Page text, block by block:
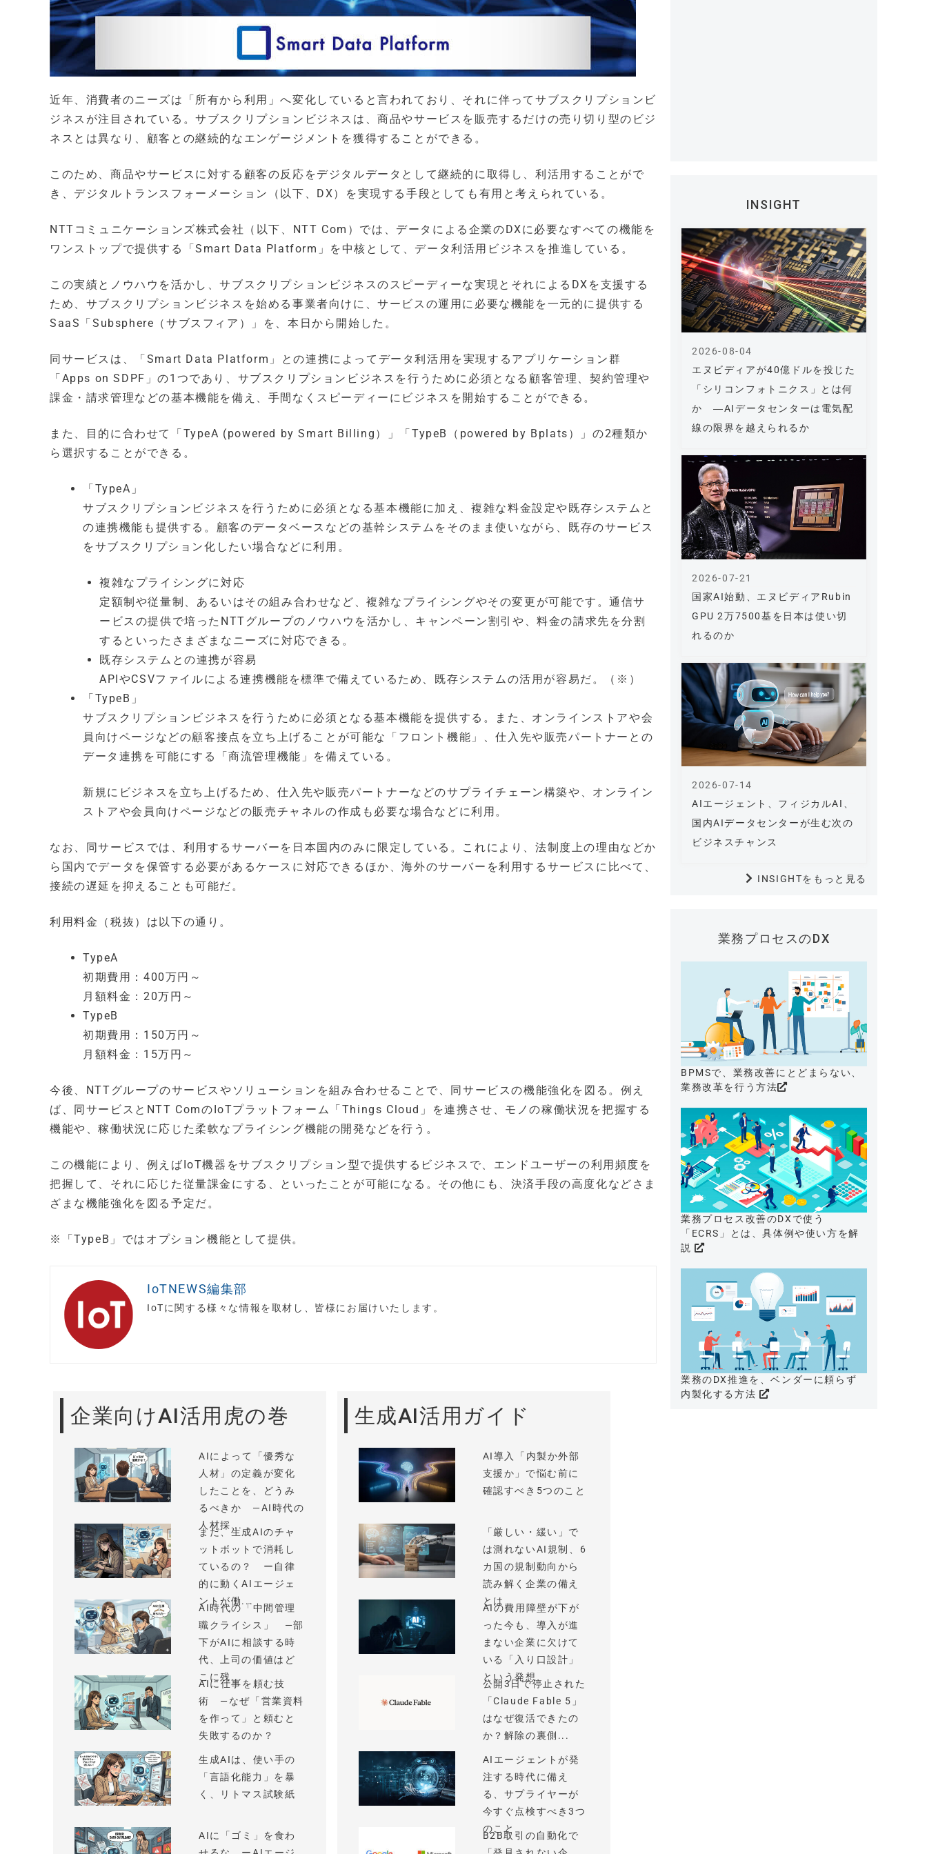
近年、消費者のニーズは「所有から利用」へ変化していると言われており、それに伴ってサブスクリプションビ
ジネスが注目されている。サブスクリプションビジネスは、商品やサービスを販売するだけの売り切り型のビジ
ネスとは異なり、顧客との継続的なエンゲージメントを獲得することができる。
このため、商品やサービスに対する顧客の反応をデジタルデータとして継続的に取得し、利活用することがで
き、デジタルトランスフォーメーション（以下、DX）を実現する手段としても有用と考えられている。
NTTコミュニケーションズ株式会社（以下、NTT Com）では、データによる企業のDXに必要なすべての機能を
ワンストップで提供する「Smart Data Platform」を中核として、データ利活用ビジネスを推進している。
この実績とノウハウを活かし、サブスクリプションビジネスのスピーディーな実現とそれによるDXを支援する
ため、サブスクリプションビジネスを始める事業者向けに、サービスの運用に必要な機能を一元的に提供する
SaaS「Subsphere（サブスフィア）」を、本日から開始した。
同サービスは、「Smart Data Platform」との連携によってデータ利活用を実現するアプリケーション群
「Apps on SDPF」の1つであり、サブスクリプションビジネスを行うために必須となる顧客管理、契約管理や
課金・請求管理などの基本機能を備え、手間なくスピーディーにビジネスを開始することができる。
また、目的に合わせて「TypeA (powered by Smart Billing）」「TypeB（powered by Bplats）」の2種類か
ら選択することができる。
「TypeA」
サブスクリプションビジネスを行うために必須となる基本機能に加え、複雑な料金設定や既存システムと
の連携機能も提供する。顧客のデータベースなどの基幹システムをそのまま使いながら、既存のサービス
をサブスクリプション化したい場合などに利用。
複雑なプライシングに対応
定額制や従量制、あるいはその組み合わせなど、複雑なプライシングやその変更が可能です。通信サ
ービスの提供で培ったNTTグループのノウハウを活かし、キャンペーン割引や、料金の請求先を分割
するといったさまざまなニーズに対応できる。
既存システムとの連携が容易
APIやCSVファイルによる連携機能を標準で備えているため、既存システムの活用が容易だ。（※）
「TypeB」
サブスクリプションビジネスを行うために必須となる基本機能を提供する。また、オンラインストアや会
員向けページなどの顧客接点を立ち上げることが可能な「フロント機能」、仕入先や販売パートナーとの
データ連携を可能にする「商流管理機能」を備えている。
新規にビジネスを立ち上げるため、仕入先や販売パートナーなどのサプライチェーン構築や、オンライン
ストアや会員向けページなどの販売チャネルの作成も必要な場合などに利用。
なお、同サービスでは、利用するサーバーを日本国内のみに限定している。これにより、法制度上の理由などか
ら国内でデータを保管する必要があるケースに対応できるほか、海外のサーバーを利用するサービスに比べて、
接続の遅延を抑えることも可能だ。
利用料金（税抜）は以下の通り。
TypeA
初期費用：400万円～
月額料金：20万円～
TypeB
初期費用：150万円～
月額料金：15万円～
今後、NTTグループのサービスやソリューションを組み合わせることで、同サービスの機能強化を図る。例え
ば、同サービスとNTT ComのIoTプラットフォーム「Things Cloud」を連携させ、モノの稼働状況を把握する
機能や、稼働状況に応じた柔軟なプライシング機能の開発などを行う。
この機能により、例えばIoT機器をサブスクリプション型で提供するビジネスで、エンドユーザーの利用頻度を
把握して、それに応じた従量課金にする、といったことが可能になる。その他にも、決済手段の高度化などさま
ざまな機能強化を図る予定だ。
※「TypeB」ではオプション機能として提供。
IoTNEWS編集部
IoTに関する様々な情報を取材し、皆様にお届けいたします。
企業向けAI活用虎の巻
AIによって「優秀な
人材」の定義が変化
したことを、どうみ
るべきか —AI時代の
人材採...
まだ、生成AIのチャ
ットボットで消耗し
ているの？ ー自律
的に動くAIエージェ
ントが働...
AI時代の「中間管理
職クライシス」 —部
下がAIに相談する時
代、上司の価値はど
こに残...
AIに仕事を頼む技
術 —なぜ「営業資料
を作って」と頼むと
失敗するのか？
生成AIは、使い手の
「言語化能力」を暴
く、リトマス試験紙
AIに「ゴミ」を食わ
生成AI活用ガイド
AI導入「内製か外部
支援か」で悩む前に
確認すべき5つのこと
「厳しい・緩い」で
は測れないAI規制、6
カ国の規制動向から
読み解く企業の備え
とは
AIの費用障壁が下が
った今も、導入が進
まない企業に欠けて
いる「入り口設計」
という発想
公開3日で停止された
「Claude Fable 5」
はなぜ復活できたの
か？解除の裏側...
AIエージェントが発
注する時代に備え
る、サプライヤーが
今すぐ点検すべき3つ
のこと
B2B取引の自動化で
INSIGHT
エヌビディアが40億ドルを投じた
「シリコンフォトニクス」とは何
か ―AIデータセンターは電気配
線の限界を越えられるか
2026-08-04
国家AI始動、エヌビディアRubin
GPU 2万7500基を日本は使い切
れるのか
2026-07-21
AIエージェント、フィジカルAI、
国内AIデータセンターが生む次の
ビジネスチャンス
2026-07-14
INSIGHTをもっと見る
業務プロセスのDX
BPMSで、業務改善にとどまらない、
業務改革を行う方法
業務プロセス改善のDXで使う
「ECRS」とは、具体例や使い方を解
説
業務のDX推進を、ベンダーに頼らず
内製化する方法